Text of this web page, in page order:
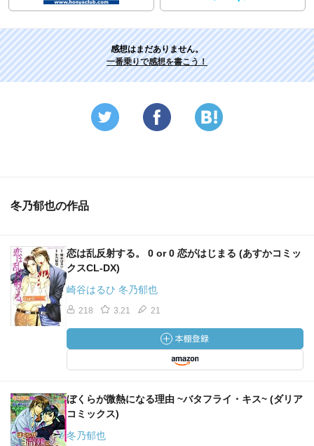
感想はまだありません。
一番乗りで感想を書こう！
冬乃郁也の作品
恋は乱反射する。 0 or 0 恋がはじまる (あすかコミッ
クスCL-DX)
崎谷はるひ 冬乃郁也
218 3.21 21
ぼくらが微熱になる理由 ~バタフライ・キス~ (ダリア
コミックス)
冬乃郁也